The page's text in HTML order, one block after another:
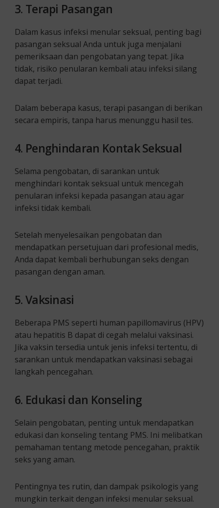
3. Terapi Pasangan
Dalam kasus infeksi menular seksual, penting bagi
pasangan seksual Anda untuk juga menjalani
pemeriksaan dan pengobatan yang tepat. Jika
tidak, risiko penularan kembali atau infeksi silang
dapat terjadi.
Dalam beberapa kasus, terapi pasangan di berikan
secara empiris, tanpa harus menunggu hasil tes.
4. Penghindaran Kontak Seksual
Selama pengobatan, di sarankan untuk
menghindari kontak seksual untuk mencegah
penularan infeksi kepada pasangan atau agar
infeksi tidak kembali.
Setelah menyelesaikan pengobatan dan
mendapatkan persetujuan dari profesional medis,
Anda dapat kembali berhubungan seks dengan
pasangan dengan aman.
5.Vaksinasi
Beberapa PMS seperti human papillomavirus (HPV)
atau hepatitis B dapat di cegah melalui vaksinasi.
Jika vaksin tersedia untuk jenis infeksi tertentu, di
sarankan untuk mendapatkan vaksinasi sebagai
langkah pencegahan.
6. Edukasi dan Konseling
Selain pengobatan, penting untuk mendapatkan
edukasi dan konseling tentang PMS. Ini melibatkan
pemahaman tentang metode pencegahan, praktik
seks yang aman.
Pentingnya tes rutin, dan dampak psikologis yang
mungkin terkait dengan infeksi menular seksual.